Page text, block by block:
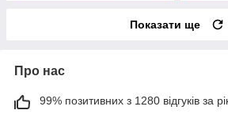
Показати ще
Про нас
99% позитивних з 1280 відгуків за